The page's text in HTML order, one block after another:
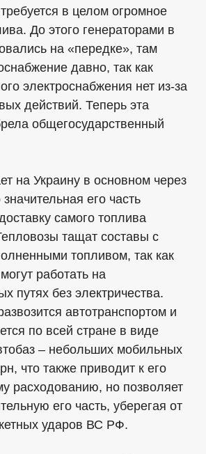
в целом огромное
До этого генераторами в
на «передке», там
давно, так как
электроснабжения нет из-за
действий. Теперь эта
общегосударственный
на Украину в основном через
его часть
самого топлива
тащат составы с
топливом, так как
работать на
путях без электричества.
автотранспортом и
по всей стране в виде
– небольших мобильных
что также приводит к его
расходованию, но позволяет
его часть, уберегая от
ударов ВС РФ.